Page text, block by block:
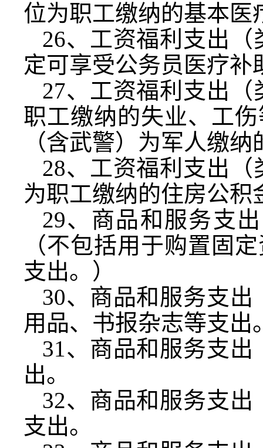
位为职工缴纳的基本医
26、工资福利支出
定可享受公务员医疗
27、工资福利支出
职工缴纳的失业、工
（含武警）为军人缴
28、工资福利支出
为职工缴纳的住房公积
29、商品和服务支
（不包括用于购置固
支出。）
30、商品和服务支
用品、书报杂志等支出
31、商品和服务支
出。
32、商品和服务支
支出。